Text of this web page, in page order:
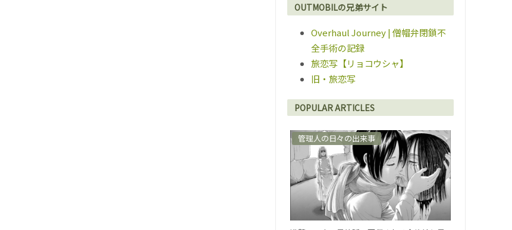
OUTMOBILの兄弟サイト
Overhaul Journey | 僧帽弁閉鎖不
全手術の記録
旅恋写【リョコウシャ】
旧・旅恋写
POPULAR ARTICLES
管理人の日々の出来事